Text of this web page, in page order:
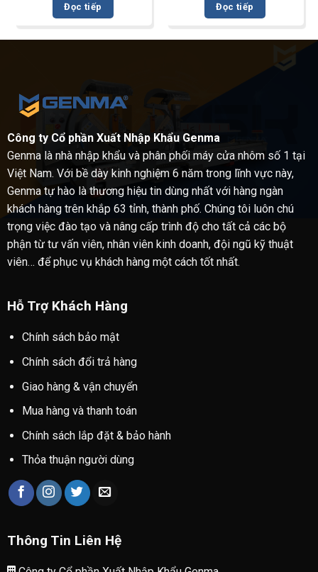
Đọc tiếp Đọc tiếp
Công ty Cổ phần Xuất Nhập Khẩu Genma
Genma là nhà nhập khẩu và phân phối máy cửa nhôm số 1 tại
Việt Nam. Với bề dày kinh nghiệm 6 năm trong lĩnh vực này,
Genma tự hào là thương hiệu tin dùng nhất với hàng ngàn
khách hàng trên khắp 63 tỉnh, thành phố. Chúng tôi luôn chú
trọng việc đào tạo và nâng cấp trình độ cho tất cả các bộ
phận từ tư vấn viên, nhân viên kinh doanh, đội ngũ kỹ thuật
viên… để phục vụ khách hàng một cách tốt nhất.
Hỗ Trợ Khách Hàng
Chính sách bảo mật
Chính sách đổi trả hàng
Giao hàng & vận chuyển
Mua hàng và thanh toán
Chính sách lắp đặt & bảo hành
Thỏa thuận người dùng
Thông Tin Liên Hệ